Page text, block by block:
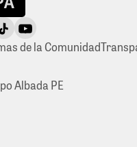
de la Comunidad
Albada PE